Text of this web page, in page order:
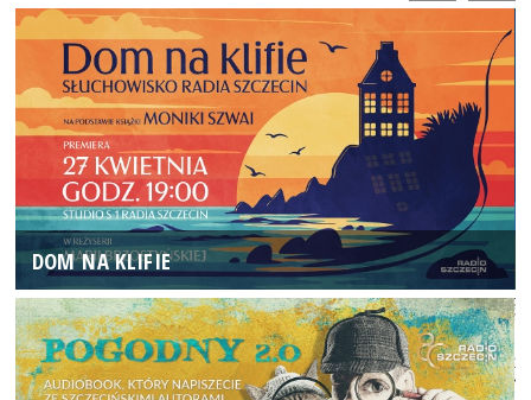
DOM NA KLIFIE